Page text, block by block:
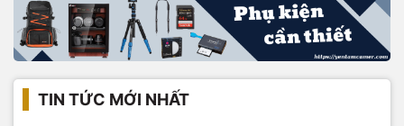
TIN TỨC MỚI NHẤT